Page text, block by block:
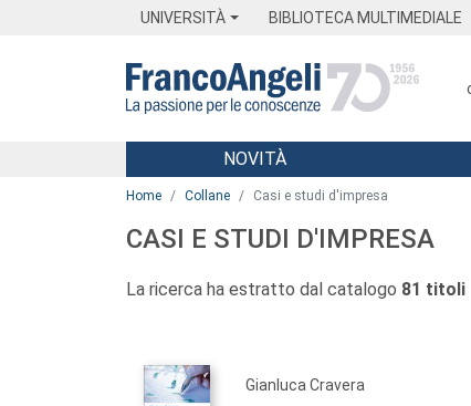
UNIVERSITÀ BIBLIOTECA MULTIMEDIALE
Menu
NOVITÀ
Home Collane Casi e studi d'impresa
CASI E STUDI D'IMPRESA
La ricerca ha estratto dal catalogo 81 titoli
Gianluca Cravera